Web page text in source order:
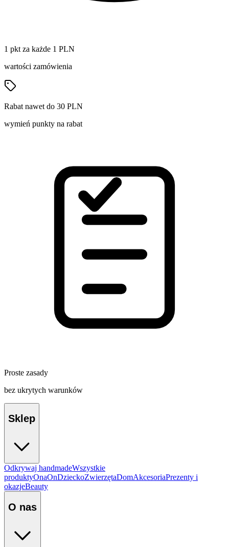
1 pkt za każde 1 PLN
wartości zamówienia
Rabat nawet do 30 PLN
wymień punkty na rabat
Proste zasady
bez ukrytych warunków
Sklep
Odkrywaj handmadeWszystkie
produktyOnaOnDzieckoZwierzętaDomAkcesoriaPrezenty i
okazjeBeauty
O nas